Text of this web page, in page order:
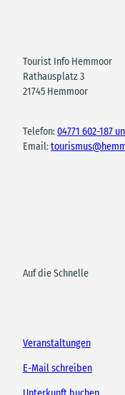
Tourist Info Hemmoor
Rathausplatz 3
21745 Hemmoor
Telefon:04771 602-187
Email:
Auf die Schnelle
Veranstaltungen
E-Mail schreiben